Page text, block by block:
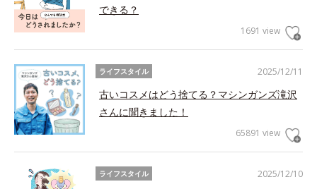
できる？
1691 view
2025/12/11
ライフスタイル
古いコスメはどう捨てる？マシンガンズ滝沢
さんに聞きました！
65891 view
2025/12/10
ライフスタイル